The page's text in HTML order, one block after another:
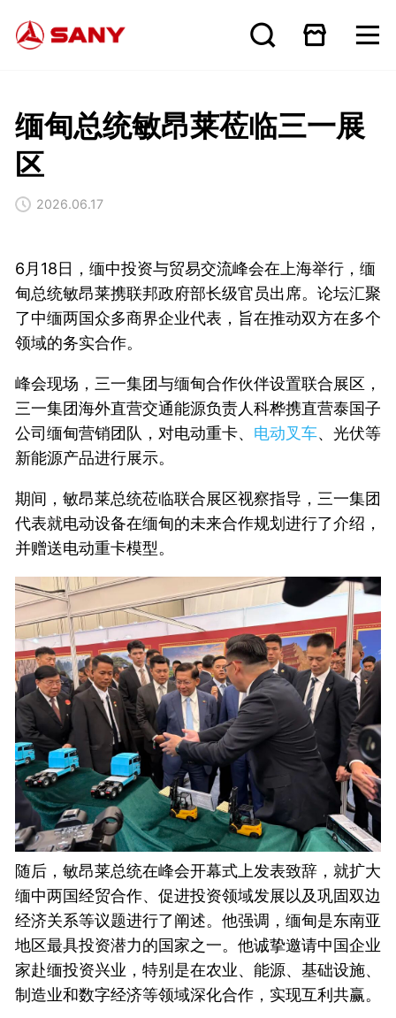
缅甸总统敏昂莱莅临三一展
区
2026.06.17
6月18日，缅中投资与贸易交流峰会在上海举行，缅
甸总统敏昂莱携联邦政府部长级官员出席。论坛汇聚
了中缅两国众多商界企业代表，旨在推动双方在多个
领域的务实合作。
峰会现场，三一集团与缅甸合作伙伴设置联合展区，
三一集团海外直营交通能源负责人科桦携直营泰国子
公司缅甸营销团队，对电动重卡、 电动叉车、光伏等
新能源产品进行展示。
期间，敏昂莱总统莅临联合展区视察指导，三一集团
代表就电动设备在缅甸的未来合作规划进行了介绍，
并赠送电动重卡模型。
随后，敏昂莱总统在峰会开幕式上发表致辞，就扩大
缅中两国经贸合作、促进投资领域发展以及巩固双边
经济关系等议题进行了阐述。他强调，缅甸是东南亚
地区最具投资潜力的国家之一。他诚挚邀请中国企业
家赴缅投资兴业，特别是在农业、能源、基础设施、
制造业和数字经济等领域深化合作，实现互利共赢。